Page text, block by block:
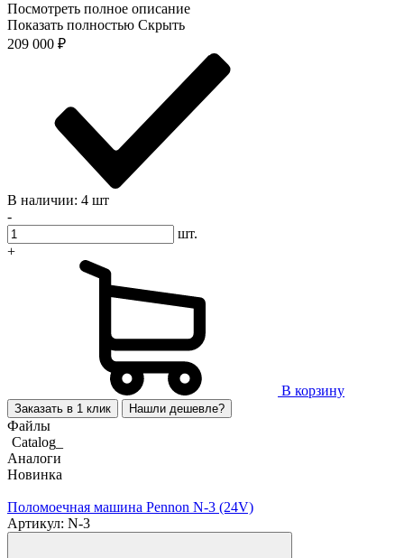
Посмотреть полное описание
Показать полностью Скрыть
209 000 ₽
В наличии: 4 шт
-
шт.
+
В корзину
Заказать в 1 клик Нашли дешевле?
Файлы
Catalog_
Аналоги
Новинка
Поломоечная машина Pennon N-3 (24V)
Артикул: N-3